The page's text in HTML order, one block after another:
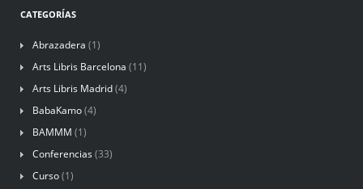
CATEGORÍAS
Abrazadera (1)
Arts Libris Barcelona (11)
Arts Libris Madrid(4)
BabaKamo(4)
BAMMM (1)
Conferencias (33)
Curso(1)